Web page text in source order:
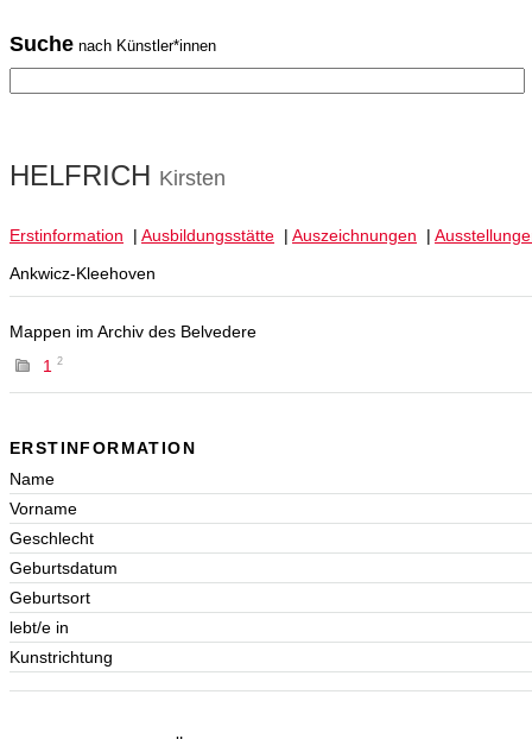
Suche nach Künstler*innen
HELFRICH Kirsten
Erstinformation | Ausbildungsstätte | Auszeichnungen |
Ankwicz-Kleehoven
Mappen im Archiv des Belvedere
1
2
ERSTINFORMATION
Name
Vorname
Geschlecht
Geburtsdatum
Geburtsort
lebt/e in
Kunstrichtung